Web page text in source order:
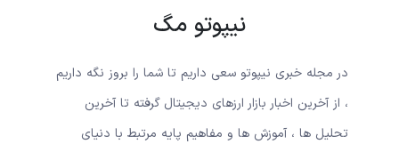
نیپوتو مگ
در مجله خبری نیپوتو سعی داریم تا شما را بروز نگه داریم
، از آخرین اخبار بازار ارزهای دیجیتال گرفته تا آخرین
تحلیل ها ، آموزش ها و مفاهیم پایه مرتبط با دنیای